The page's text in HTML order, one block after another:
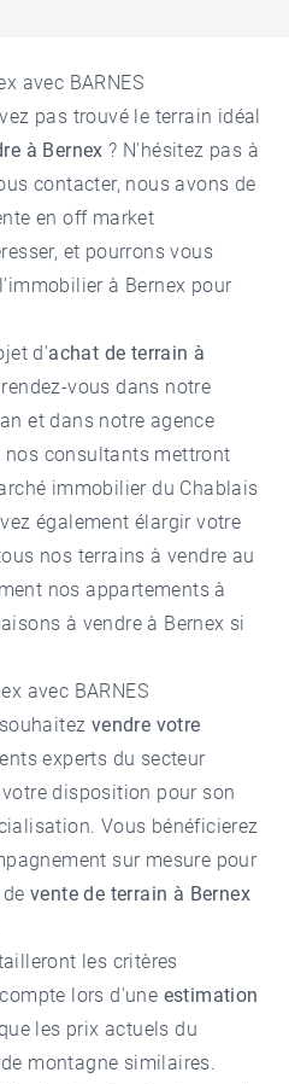
avec BARNES
pas trouvé le terrain idéal
à Bernex ? N'hésitez pas à
contacter, nous avons de
en off market
et pourrons vous
immobilier à Bernex pour
d'achat de terrain à
vous dans notre
et dans notre agence
nos consultants mettront
immobilier du Chablais
également élargir votre
nos terrains à vendre au
nosappartements à
à vendre à Bernex si
avec BARNES
vendre votre
experts du secteur
disposition pour son
Vous bénéficierez
sur mesure pour
devente de terrain à Bernex
les critères
lors d'une estimation
les prix actuels du
montagne similaires.